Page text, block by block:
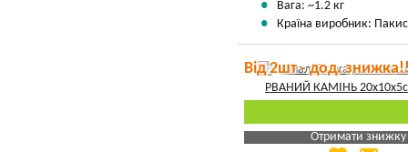
Вага: ~1.2 кг
Країна виробник:
Від 2шт - дод.
Отримати знижку